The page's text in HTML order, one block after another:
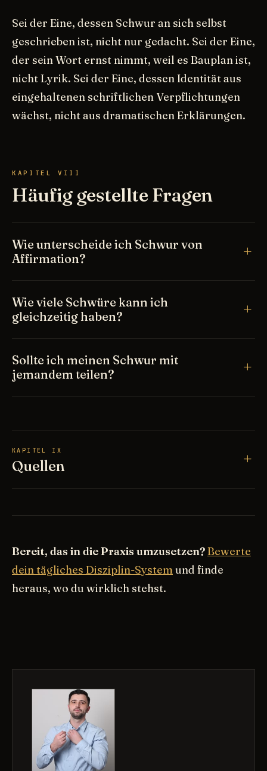
Sei der Eine, dessen Schwur an sich selbst
geschrieben ist, nicht nur gedacht. Sei der Eine,
der sein Wort ernst nimmt, weil es Bauplan ist,
nicht Lyrik. Sei der Eine, dessen Identität aus
eingehaltenen schriftlichen Verpflichtungen
wächst, nicht aus dramatischen Erklärungen.
KAPITEL VIII
Häufig gestellte Fragen
Wie unterscheide ich Schwur von
Affirmation?
Wie viele Schwüre kann ich
gleichzeitig haben?
Sollte ich meinen Schwur mit
jemandem teilen?
KAPITEL IX
Quellen
Bereit, das in die Praxis umzusetzen?Bewerte
dein tägliches Disziplin-Systemund finde
heraus, wo du wirklich stehst.